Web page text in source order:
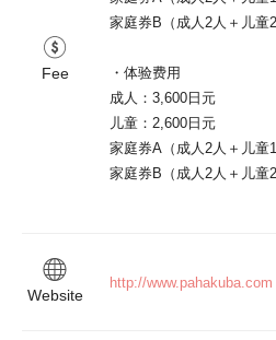
Fee
家庭券B（成人2人＋儿童
・体验费用
成人：3,600日元
儿童：2,600日元
家庭券A（成人2人＋儿童
家庭券B（成人2人＋儿童
Website
http://www.pahakuba.com